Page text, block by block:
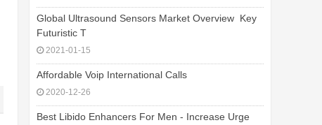
Global Ultrasound Sensors Market Overview  Key
Futuristic T
2021-01-15
Affordable Voip International Calls
2020-12-26
Best Libido Enhancers For Men - Increase Urge